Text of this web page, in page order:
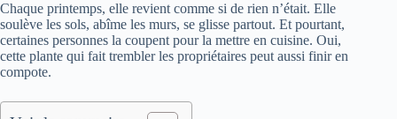
Chaque printemps, elle revient comme si de rien n’était. Elle
soulève les sols, abîme les murs, se glisse partout. Et pourtant,
certaines personnes la coupent pour la mettre en cuisine. Oui,
cette plante qui fait trembler les propriétaires peut aussi finir en
compote.